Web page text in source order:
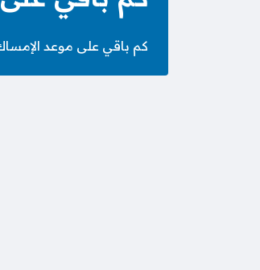
كم باقي على موعد الإمساك اليوم في بوسطن الخميس 23